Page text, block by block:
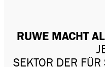
RUWE MACHT
SEKTOR DER